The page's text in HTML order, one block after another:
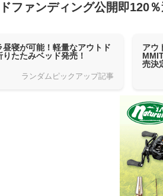
ファンディング公開即120
昼寝が可能！軽量なアウトド
りたたみベッド発売！
ランダムピックアップ記事
アウ
売決